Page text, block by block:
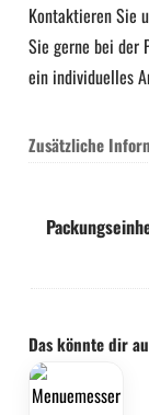
Kontaktieren Sie
Sie gerne bei der
ein individuelles
Zusätzliche
Das könnte dir